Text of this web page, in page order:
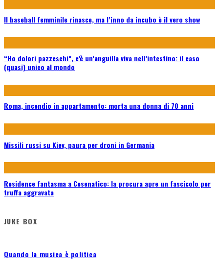
Il baseball femminile rinasce, ma l’inno da incubo è il vero show
“Ho dolori pazzeschi”, c’è un’anguilla viva nell’intestino: il caso
(quasi) unico al mondo
Roma, incendio in appartamento: morta una donna di 70 anni
Missili russi su Kiev, paura per droni in Germania
Residence fantasma a Cesenatico: la procura apre un fascicolo per
truffa aggravata
JUKE BOX
Quando la musica è politica